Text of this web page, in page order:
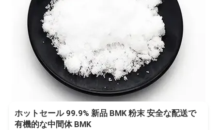
ホットセール 99.9% 新品 BMK 粉末 安全な配送で
有機的な中間体 BMK